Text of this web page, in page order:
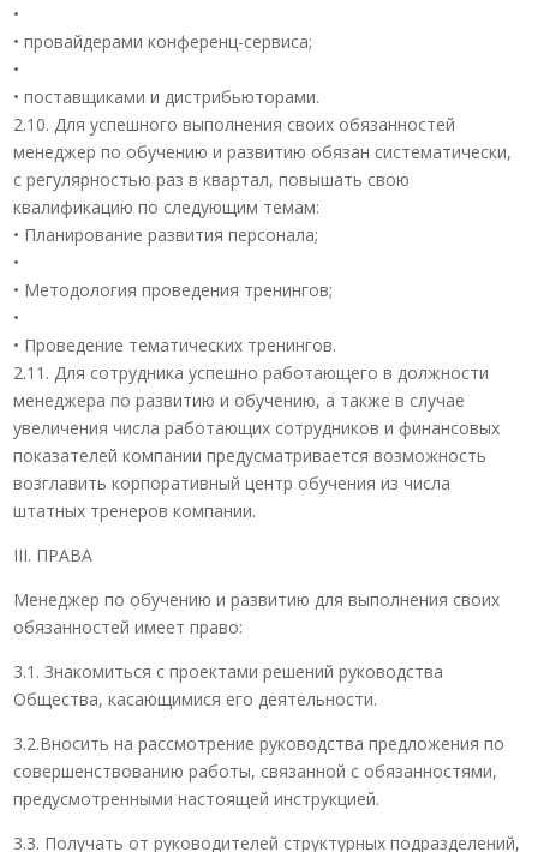
•
• провайдерами конференц-сервиса;
•
• поставщиками и дистрибьюторами.
2.10. Для успешного выполнения своих обязанностей
менеджер по обучению и развитию обязан систематически,
с регулярностью раз в квартал, повышать свою
квалификацию по следующим темам:
• Планирование развития персонала;
•
• Методология проведения тренингов;
•
• Проведение тематических тренингов.
2.11. Для сотрудника успешно работающего в должности
менеджера по развитию и обучению, а также в случае
увеличения числа работающих сотрудников и финансовых
показателей компании предусматривается возможность
возглавить корпоративный центр обучения из числа
штатных тренеров компании.
III. ПРАВА
Менеджер по обучению и развитию для выполнения своих
обязанностей имеет право:
3.1. Знакомиться с проектами решений руководства
Общества, касающимися его деятельности.
3.2.Вносить на рассмотрение руководства предложения по
совершенствованию работы, связанной с обязанностями,
предусмотренными настоящей инструкцией.
3.3. Получать от руководителей структурных подразделений,